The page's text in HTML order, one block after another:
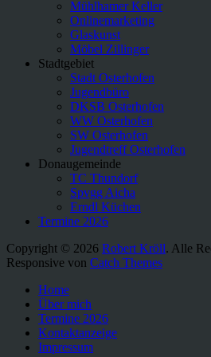
Mühlhamer Keller
Onlinemarketing
Glaskunst
Möbel Zillinger
Stadtgebiet
Stadt Osterhofen
Jugendbüro
DKSB Osterhofen
WW Osterhofen
SW Osterhofen
Jugendtreff Osterhofen
Donaugemeinde
TC Thundorf
Spvgg Aicha
Erndl Küchen
Termine 2026
Copyright © 2026 Robert Kröll. Alle
Responsive von Catch Themes
oben
scrollen
Home
Über mich
Termine 2026
Kontaktanzeige
Impressum